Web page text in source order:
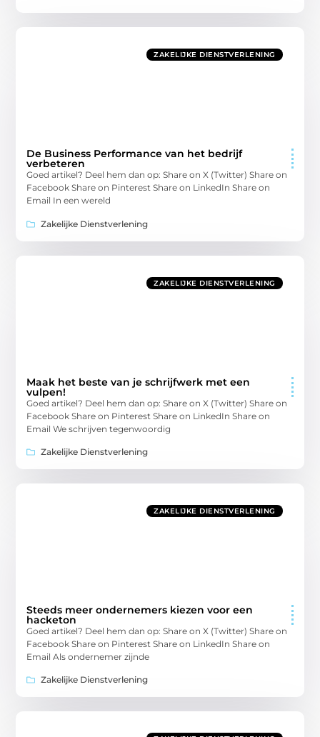
ZAKELIJKE DIENSTVERLENING
De Business Performance van het bedrijf
verbeteren
Goed artikel? Deel hem dan op: Share on X (Twitter) Share on
Facebook Share on Pinterest Share on LinkedIn Share on
Email In een wereld
Zakelijke Dienstverlening
ZAKELIJKE DIENSTVERLENING
Maak het beste van je schrijfwerk met een
vulpen!
Goed artikel? Deel hem dan op: Share on X (Twitter) Share on
Facebook Share on Pinterest Share on LinkedIn Share on
Email We schrijven tegenwoordig
Zakelijke Dienstverlening
ZAKELIJKE DIENSTVERLENING
Steeds meer ondernemers kiezen voor een
hacketon
Goed artikel? Deel hem dan op: Share on X (Twitter) Share on
Facebook Share on Pinterest Share on LinkedIn Share on
Email Als ondernemer zijnde
Zakelijke Dienstverlening